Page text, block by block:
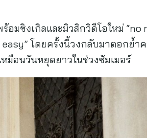
ซิงเกิลและมิวสิกวิดีโอใหม่ “no
โดยครั้งนี้วงกลับมาตอกย้ำ
มือนวันหยุดยาวในช่วงซัมเมอร์